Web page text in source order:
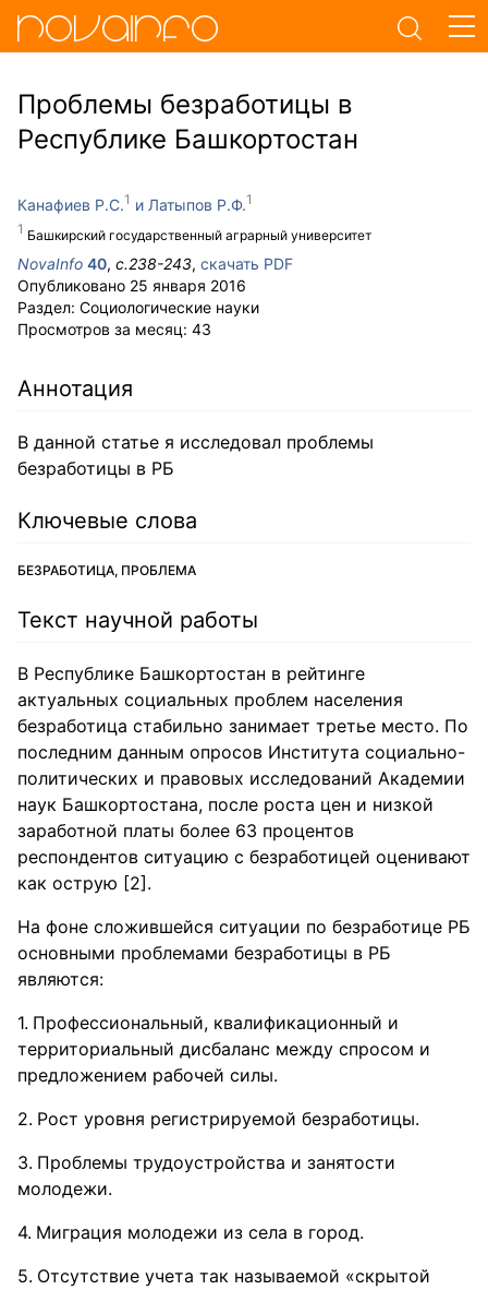
Проблемы безработицы в
Республике Башкортостан
Канафиев Р.С.
Башкирский государственный аграрный университет
Латыпов Р.Ф.
NovaInfo 40, с.238-243, скачать PDF
Опубликовано 25 января 2016
Раздел: Социологические науки
Просмотров за месяц: 43
Аннотация
В данной статье я исследовал проблемы
безработицы в РБ
Ключевые слова
БЕЗРАБОТИЦА, ПРОБЛЕМА
Текст научной работы
В Республике Башкортостан в рейтинге
актуальных социальных проблем населения
безработица стабильно занимает третье место. По
последним данным опросов Института социально-
политических и правовых исследований Академии
наук Башкортостана, после роста цен и низкой
заработной платы более 63 процентов
респондентов ситуацию с безработицей оценивают
как острую [2].
На фоне сложившейся ситуации по безработице РБ
основными проблемами безработицы в РБ
являются:
Профессиональный, квалификационный и
территориальный дисбаланс между спросом и
предложением рабочей силы.
Рост уровня регистрируемой безработицы.
Проблемы трудоустройства и занятости
молодежи.
Миграция молодежи из села в город.
Отсутствие учета так называемой «скрытой